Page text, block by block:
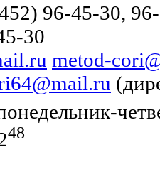
96-45-30,
30
metod-
48